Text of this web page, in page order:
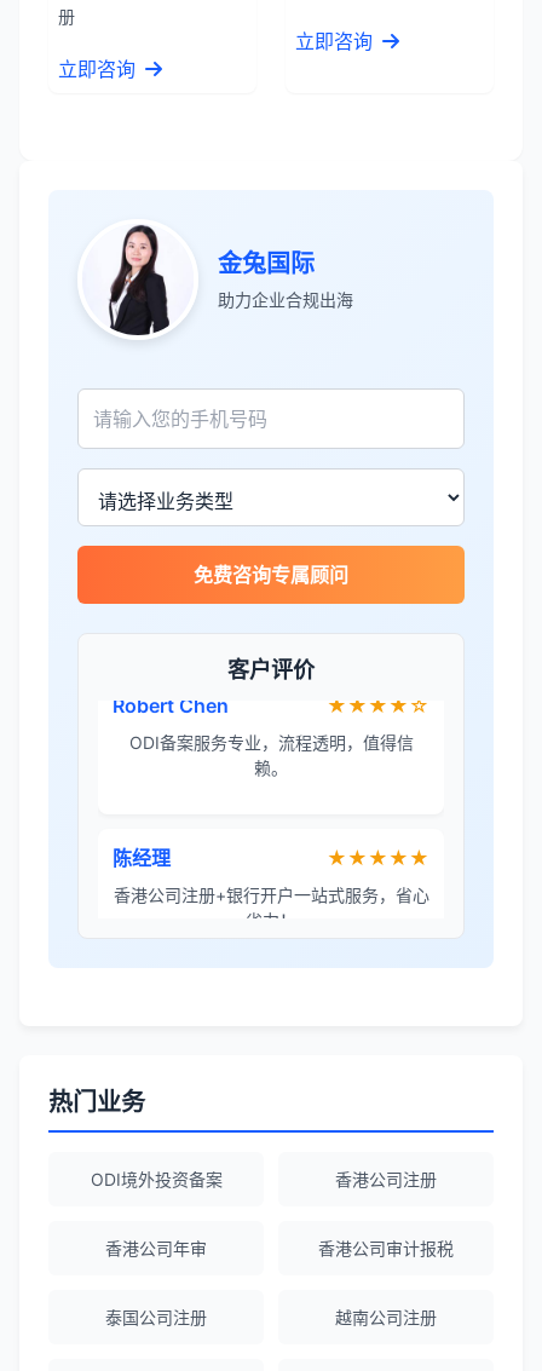
册
立即咨询
立即咨询
金兔国际
助力企业合规出海
免费咨询专属顾问
客户评价
王总
泰国公司注册比预想的复杂，多亏有专业
团队协助。
李女士 ★★★★★
境外投资备案流程清晰，顾问非常耐心解
Robert Chen ★★★★☆
ODI备案服务专业，流程透明，值得信
赖。
陈经理 ★★★★★
香港公司注册+银行开户一站式服务，省心
省力！
Michael Liu ★★★★☆
热门业务
ODI境外投资备案 香港公司注册
香港公司年审 香港公司审计报税
泰国公司注册 越南公司注册